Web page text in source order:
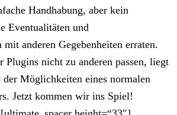
Handhabung, aber kein
Eventualitäten und
anderen Gegebenheiten erraten.
Plugins nicht zu anderen passen, liegt
der Möglichkeiten eines normalen
Jetzt kommen wir ins Spiel!